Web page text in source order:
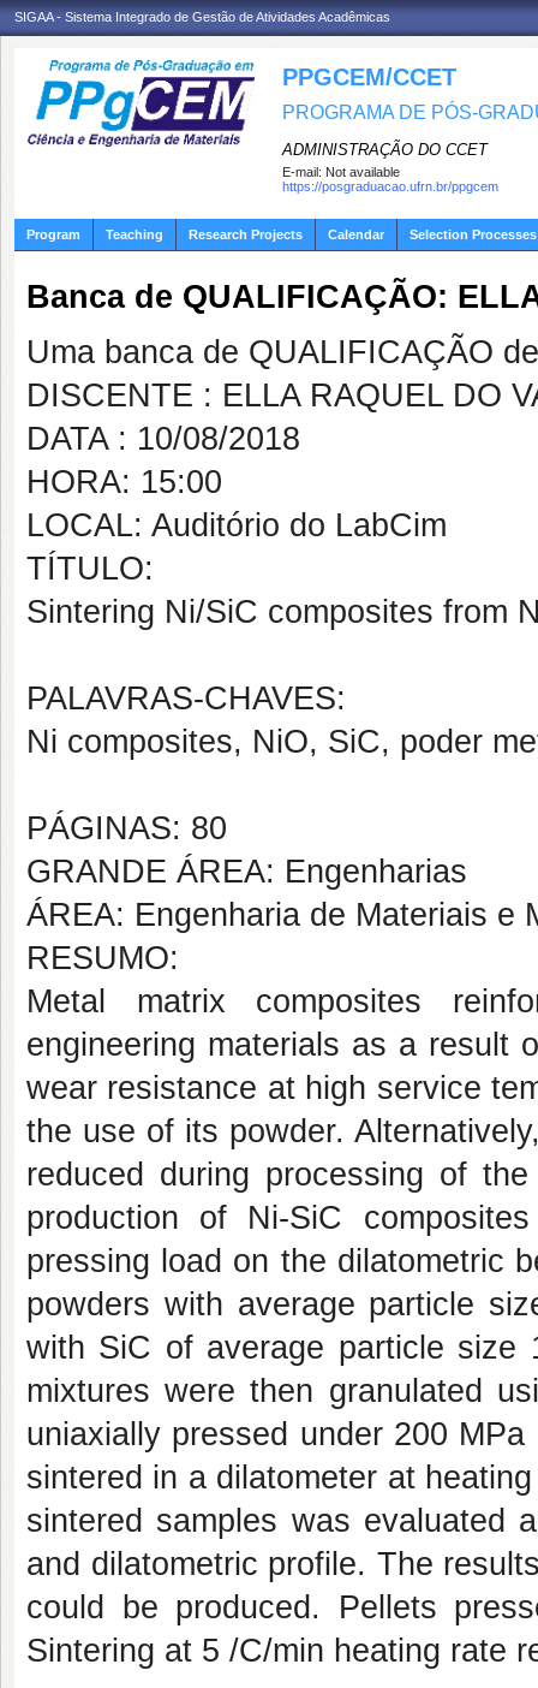
SIGAA - Sistema Integrado de Gestão de Atividades Acadêmicas
PPGCEM/CCET
PROGRAMA DE PÓS-
ADMINISTRAÇÃO DO CCET
E-mail: Not available
https://posgraduacao.ufrn.br/ppgcem
Program Teaching Research Projects Calendar Selection Processes
Banca de QUALIFICAÇÃO:
Uma banca de QUALIFICAÇÃO
DISCENTE : ELLA RAQUEL DO
DATA : 10/08/2018
HORA: 15:00
LOCAL: Auditório do LabCim
TÍTULO:
Sintering Ni/SiC composites from
PALAVRAS-CHAVES:
Ni composites, NiO, SiC, poder
PÁGINAS: 80
GRANDE ÁREA: Engenharias
ÁREA: Engenharia de Materiais e
RESUMO:
Metal matrix composites
engineering materials as a result
wear resistance at high service
the use of its powder.
reduced during processing of
production of Ni-SiC
pressing load on the dilatometric
powders with average particle
with SiC of average particle size
mixtures were then granulated
uniaxially pressed under 200
sintered in a dilatometer at
sintered samples was evaluated
and dilatometric profile. The
could be produced. Pellets
Sintering at 5 /C/min heating rate